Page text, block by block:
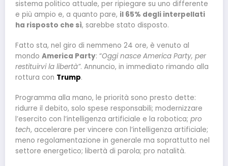
sistema politico attuale, per ripiegare su uno differente
e più ampio e, a quanto pare, il 65% degli interpellati
ha risposto che sì, sarebbe stato disposto.
Fatto sta, nel giro di nemmeno 24 ore, è venuto al
mondo America Party: “Oggi nasce America Party, per
restituirvi la libertà”. Annuncio, in immediato rimando alla
rottura con Trump.
Programma alla mano, le priorità sono presto dette:
ridurre il debito, solo spese responsabili; modernizzare
l’esercito con l’intelligenza artificiale e la robotica; pro
tech, accelerare per vincere con l’intelligenza artificiale;
meno regolamentazione in generale ma soprattutto nel
settore energetico; libertà di parola; pro natalità.